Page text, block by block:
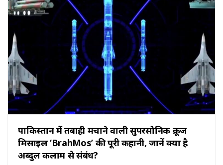
पाकिस्तान में तबाही मचाने वाली सुपरसोनिक क्रूज
मिसाइल ‘BrahMos’ की पूरी कहानी, जानें क्या है
अब्दुल कलाम से संबंध?